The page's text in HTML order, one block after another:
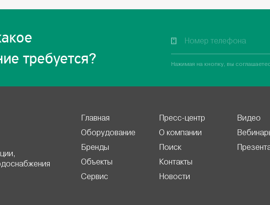
требуется?
Нажимая на кнопку, вы
Главная
Оборудование
Бренды
Объекты
Сервис
Пресс-центр
О компании
Поиск
Контакты
Новости
Видео